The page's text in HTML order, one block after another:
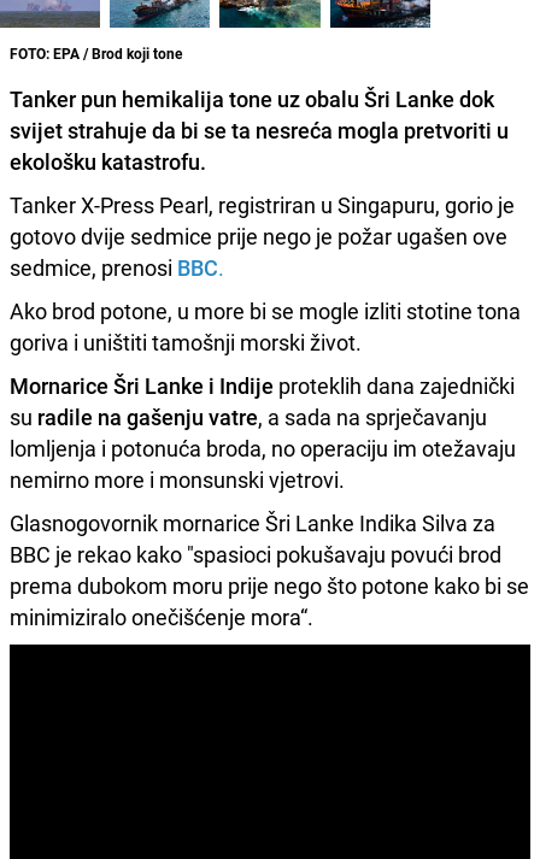
FOTO: EPA / Brod koji tone
Tanker pun hemikalija tone uz obalu Šri Lanke dok
svijet strahuje da bi se ta nesreća mogla pretvoriti u
ekološku katastrofu.
Tanker X-Press Pearl, registriran u Singapuru, gorio je
gotovo dvije sedmice prije nego je požar ugašen ove
sedmice, prenosi BBC.
Ako brod potone, u more bi se mogle izliti stotine tona
goriva i uništiti tamošnji morski život.
Mornarice Šri Lanke i Indije proteklih dana zajednički
su radile na gašenju vatre, a sada na sprječavanju
lomljenja i potonuća broda, no operaciju im otežavaju
nemirno more i monsunski vjetrovi.
Glasnogovornik mornarice Šri Lanke Indika Silva za
BBC je rekao kako "spasioci pokušavaju povući brod
prema dubokom moru prije nego što potone kako bi se
minimiziralo onečišćenje mora“.